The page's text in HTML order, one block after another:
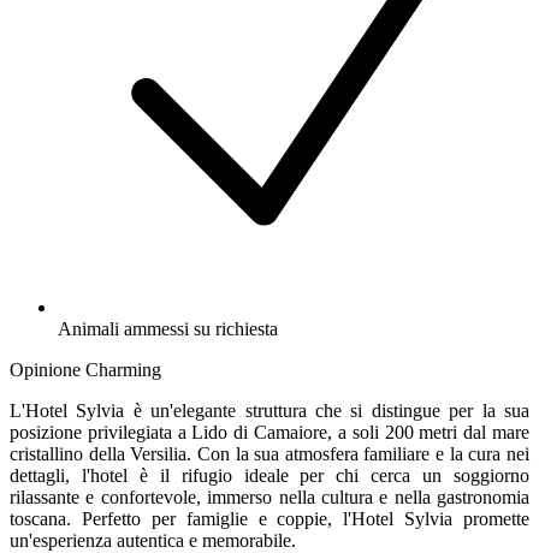
Animali ammessi su richiesta
Opinione Charming
L'Hotel Sylvia è un'elegante struttura che si distingue per la sua
posizione privilegiata a Lido di Camaiore, a soli 200 metri dal mare
cristallino della Versilia. Con la sua atmosfera familiare e la cura nei
dettagli, l'hotel è il rifugio ideale per chi cerca un soggiorno
rilassante e confortevole, immerso nella cultura e nella gastronomia
toscana. Perfetto per famiglie e coppie, l'Hotel Sylvia promette
un'esperienza autentica e memorabile.